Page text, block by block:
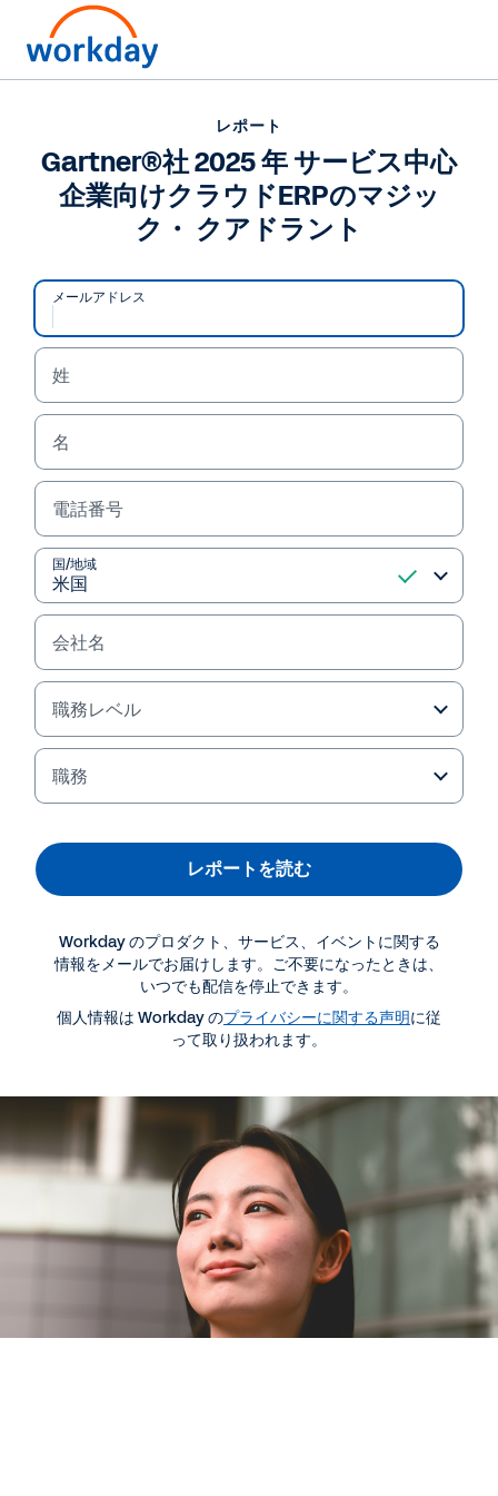
Gartner®社 2025 年 サー
ビス中心企業向けクラウ
ドERPのマジック・ クア
ドラント
Workday は、人事、財務、プランニング、オペレ
ーションのすべてを、単一の強力な AI プラットフ
ォームで統合します。Gartner®社 2025 年 サービ
ス中心企業向けクラウドERPのマジック・ クアドラ
ントをご覧いただき、Workday がリーダーの１社
と評価された理由をご確認ください。
レポートを読む
その他のリソース
レポート
Gartner®社 2025 年 サービス中心企業向けクラウド
ERPのマジック・ クアドラント
CFO が ERP 改革の成功を推進させる方法
クラウド ERP でデータを最大限に活用
リソースをもっと見る
レポート
Gartner®社 2025 年 サービス中心
企業向けクラウドERPのマジッ
ク・ クアドラント
メールアドレス
姓
名
電話番号
国/地域
会社名
職務レベル
職務
レポートを読む
Workday のプロダクト、サービス、イベントに関する
情報をメールでお届けします。ご不要になったときは、
いつでも配信を停止できます。
個人情報は Workday のプライバシーに関する声明に従
って取り扱われます。